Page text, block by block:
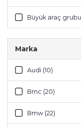
Büyük araç
Marka
Audi (10)
Bmc (20)
Bmw (22)